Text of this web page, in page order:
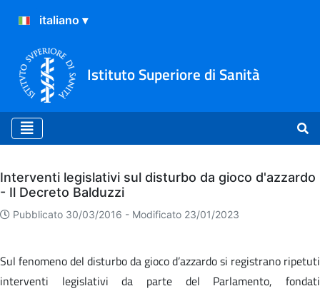
Istituto Superiore di Sanità
Archivio
Interventi legislativi sul disturbo da gioco d'azzardo
- Il Decreto Balduzzi
Pubblicato 30/03/2016 - Modificato 23/01/2023
Sul fenomeno del disturbo da gioco d’azzardo si registrano ripetuti
interventi legislativi da parte del Parlamento, fondati